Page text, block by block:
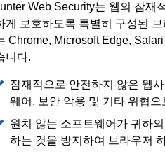
Web Security는 웹의 잠재
게 보호하도록 특별히 구성된
Chrome, Microsoft Edge,
니다.
잠재적으로 안전하지 않은 웹
웨어, 보안 악용 및 기타 위협
원치 않는 소프트웨어가 귀하
하는 것을 방지하여 브라우저